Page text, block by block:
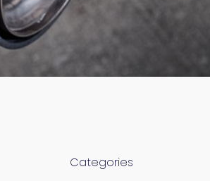
Categories